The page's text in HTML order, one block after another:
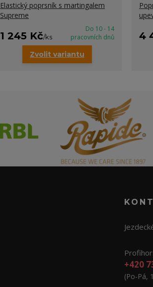
Elastický poprsník s martingalem
Supreme
1 245 Kč/ks
Do 10 - 14
pracovních dnů
Zvolit variantu
4
+420
(Po-Pá,